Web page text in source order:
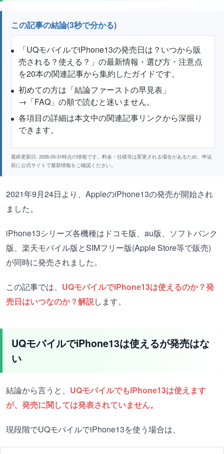
この記事の結論(3秒で分かる)
「UQモバイルでiPhone13の発売日は？いつから販
売される？使える？」の最新情報・選び方・注意点
を20本の関連記事から集約したガイドです。
初めての方は「結論ファーストの早見表」
→「FAQ」の順で読むと迷いません。
各項目の詳細は本文中の関連記事リンクから深掘り
できます。
最終更新日: 2026-05-31時点の情報です。料金・仕様等は変更される場合があるため、申込
前に公式サイトで最新情報をご確認ください。
2021年9月24日より、AppleのiPhone13の発売が開始され
ました。
iPhone13シリーズ各機種はドコモ版、au版、ソフトバンク
版、楽天モバイル版とSIMフリー版(Apple Store等で販売)
が同時に発売されました。
この記事では、 UQモバイルでiPhone13は使えるのか？発
売日はいつなのか？解説します。
UQモバイルでiPhone13は使えるが発売はな
い
結論から言うと、 UQモバイルでもiPhone13は使えます
が、発売に関しては発表されていません。
現段階でUQモバイルでiPhone13を使う場合は、